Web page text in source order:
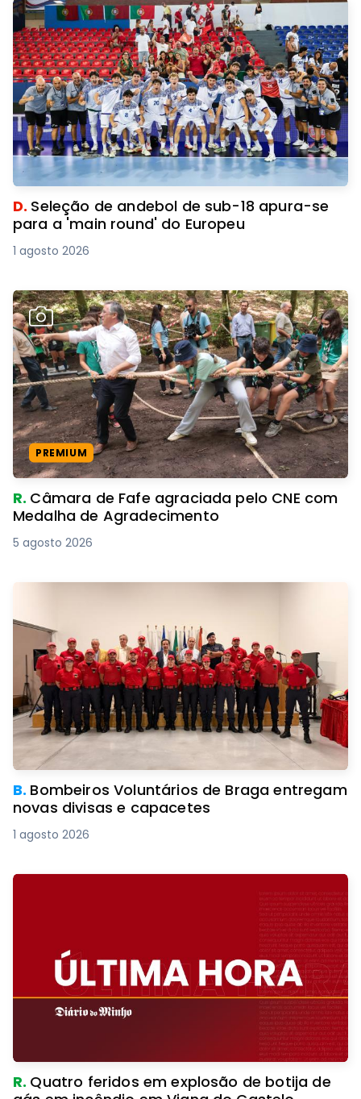
D. Seleção de andebol de sub-18 apura-se
para a 'main round' do Europeu
1 agosto 2026
PREMIUM
R. Câmara de Fafe agraciada pelo CNE com
Medalha de Agradecimento
5 agosto 2026
B. Bombeiros Voluntários de Braga entregam
novas divisas e capacetes
1 agosto 2026
R. Quatro feridos em explosão de botija de